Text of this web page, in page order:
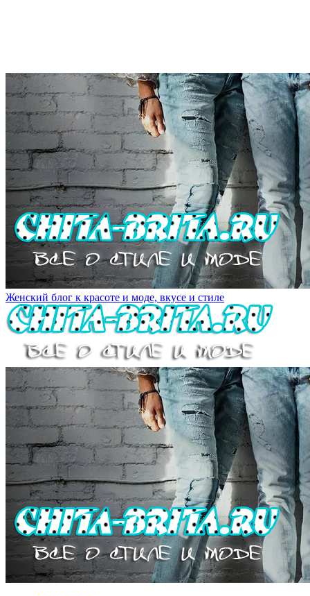
Женский блог к красоте и моде, вкусе и стиле